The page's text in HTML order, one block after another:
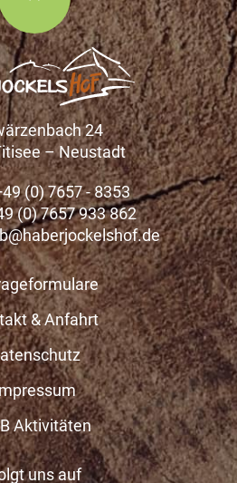
24
– Neustadt
(0) 7657 - 8353
(0) 7657 933 862
& Anfahrt
Aktivitäten
uns auf